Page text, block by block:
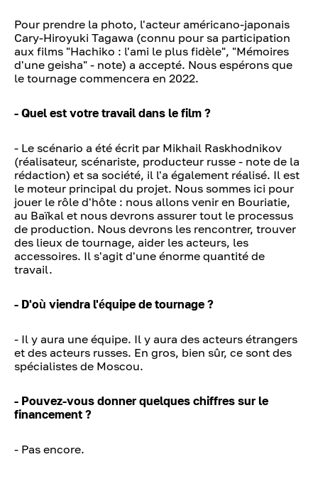
Pour prendre la photo, l'acteur américano-japonais
Cary-Hiroyuki Tagawa (connu pour sa participation
aux films "Hachiko : l'ami le plus fidèle", "Mémoires
d'une geisha" - note) a accepté. Nous espérons que
le tournage commencera en 2022.
- Quel est votre travail dans le film ?
- Le scénario a été écrit par Mikhail Raskhodnikov
(réalisateur, scénariste, producteur russe - note de la
rédaction) et sa société, il l'a également réalisé. Il est
le moteur principal du projet. Nous sommes ici pour
jouer le rôle d'hôte : nous allons venir en Bouriatie,
au Baïkal et nous devrons assurer tout le processus
de production. Nous devrons les rencontrer, trouver
des lieux de tournage, aider les acteurs, les
accessoires. Il s'agit d'une énorme quantité de
travail.
- D'où viendra l'équipe de tournage ?
- Il y aura une équipe. Il y aura des acteurs étrangers
et des acteurs russes. En gros, bien sûr, ce sont des
spécialistes de Moscou.
- Pouvez-vous donner quelques chiffres sur le
financement ?
- Pas encore.